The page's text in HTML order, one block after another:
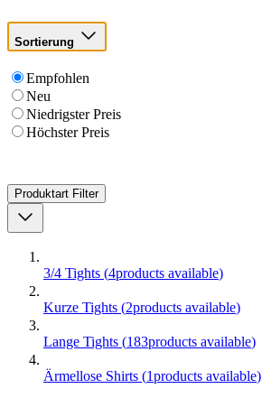
Sortierung
Empfohlen
Neu
Niedrigster Preis
Höchster Preis
Produktart Filter
3/4 Tights (4products available)
Kurze Tights (2products available)
Lange Tights (183products available)
Ärmellose Shirts (1products available)